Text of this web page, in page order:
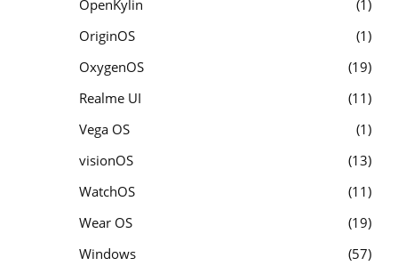
OpenKylin
1
OriginOS
1
OxygenOS
19
Realme UI
11
Vega OS
1
visionOS
13
WatchOS
11
Wear OS
19
Windows
57